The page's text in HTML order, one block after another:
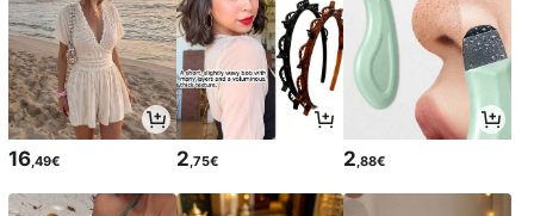
16,49€ 2,75€ 2,88€